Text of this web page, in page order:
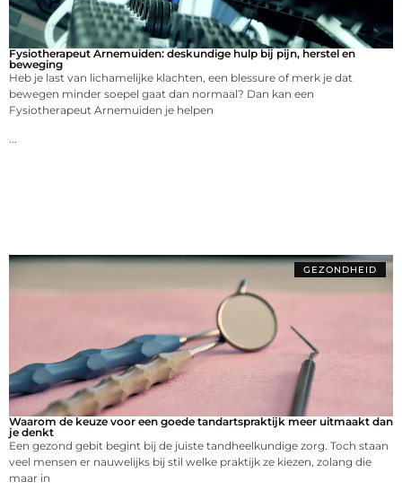
Fysiotherapeut Arnemuiden: deskundige hulp bij pijn, herstel en
beweging
Heb je last van lichamelijke klachten, een blessure of merk je dat
bewegen minder soepel gaat dan normaal? Dan kan een
Fysiotherapeut Arnemuiden je helpen
...
GEZONDHEID
Waarom de keuze voor een goede tandartspraktijk meer uitmaakt dan
je denkt
Een gezond gebit begint bij de juiste tandheelkundige zorg. Toch staan
veel mensen er nauwelijks bij stil welke praktijk ze kiezen, zolang die
maar in